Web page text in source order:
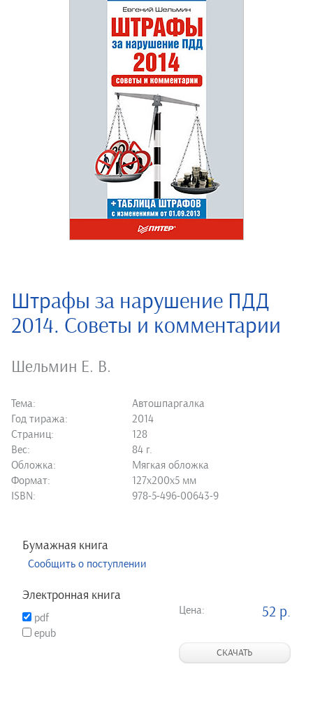
Штрафы за нарушение ПДД
2014. Советы и комментарии
Шельмин Е. В.
Тема:
Автошпаргалка
Год тиража:
2014
Страниц:
128
Вес:
84 г.
Обложка:
Мягкая обложка
Формат:
127х200х5 мм
ISBN:
978-5-496-00643-9
Бумажная книга
Сообщить о поступлении
Электронная книга
pdf
epub
Цена: 52 р.
СКАЧАТЬ